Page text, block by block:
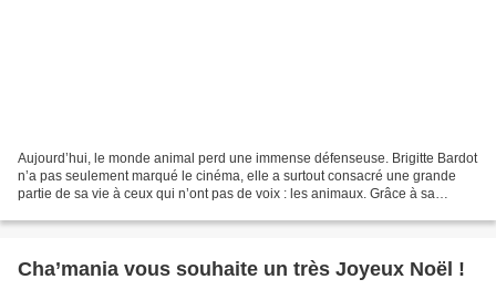
Aujourd’hui, le monde animal perd une immense défenseuse. Brigitte Bardot
n’a pas seulement marqué le cinéma, elle a surtout consacré une grande
partie de sa vie à ceux qui n’ont pas de voix : les animaux. Grâce à sa
Cha’mania vous souhaite un très Joyeux Noël !